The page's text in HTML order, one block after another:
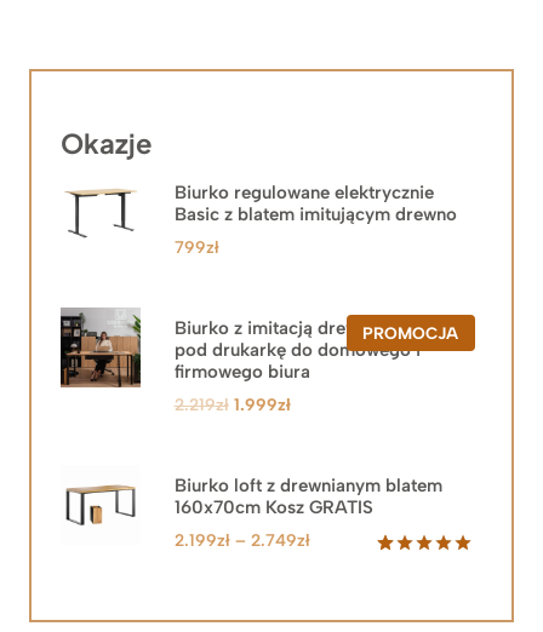
Okazje
Biurko regulowane elektrycznie
Basic z blatem imitującym drewno
799zł
PROMOCJAPRODUKT
W
Biurko z imitacją drewna z szafką
pod drukarkę do domowego i
firmowego biura
2.219zł Pierwotna
2.219zł.
1.999złAktualna
1.999zł.
Biurko loft z drewnianym blatem
160x70cm Kosz GRATIS
2.199zł – 2.749złZakres
2.199zł